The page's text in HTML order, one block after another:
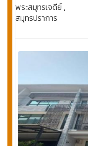
พระสมุทรเจดีย์ ,
สมุทรปราการ